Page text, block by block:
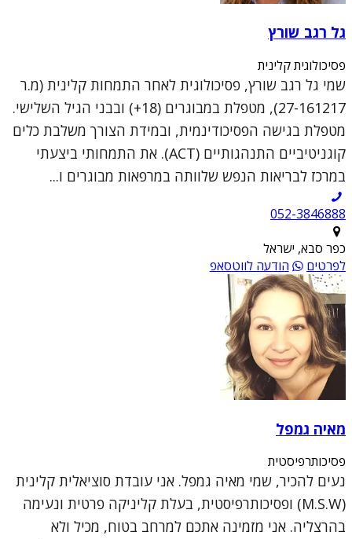
גל רגב שורץ
פסיכולוגית קלינית
שמי גל רגב שורץ, פסיכולוגית לאחר התמחות קלינית (מ.ר
27-161217), מטפלת במבוגרים (18+) ובבני הגיל השלישי.
מטפלת בגישה הפסיכודינמית, ובמידת הצורך משלבת כלים
קוגניטיביים התנהגותיים (ACT). את התמחותי ביצעתי
במרכז לבריאות הנפש שלוותה במרפאות מבוגרים ו...
052-3846888
כפר סבא, ישראל
לפרטים
הודעה לווטסאפ
מאיה גמפל
פסיכותרפיסטית
נעים להכיר, שמי מאיה גמפל. אני עובדת סוציאלית קלינית
(M.S.W) ופסיכותרפיסטית, בעלת קליניקה פרטית ונעימה
בהרצליה. אני מזמינה אתכם למרחב בטוח, מכיל ולא